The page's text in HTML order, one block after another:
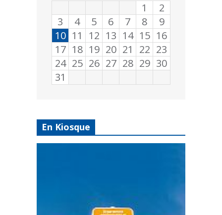
1
2
3
4 5 6 7 8
9
10 11 12 13 14 15 16
17 18 19 20 21 22 23
24 25 26 27 28 29 30
31
En Kiosque